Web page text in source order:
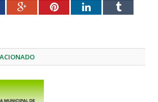
Google+PinterestLinkedInTumblr